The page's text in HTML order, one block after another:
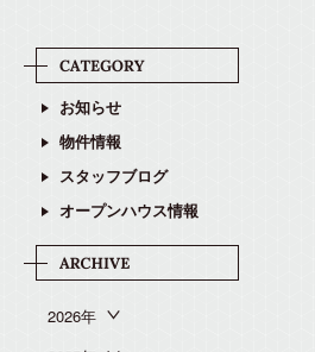
お知らせ
物件情報
スタッフブログ
オープンハウス情報
2026年